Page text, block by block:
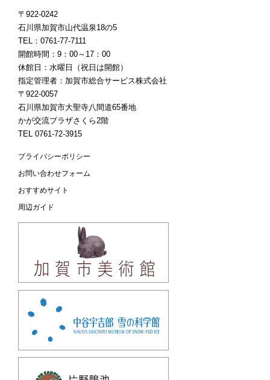
〒922-0242
石川県加賀市山代温泉18の5
TEL：0761-77-7111
開館時間：9：00～17：00
休館日：水曜日（祝日は開館）
指定管理者：加賀市総合サービス株式会社
〒922-0057
石川県加賀市大聖寺八間道65番地
かが交流プラザさくら2階
TEL 0761-72-3915
プライバシーポリシー
お問い合わせフォーム
おすすめサイト
周辺ガイド